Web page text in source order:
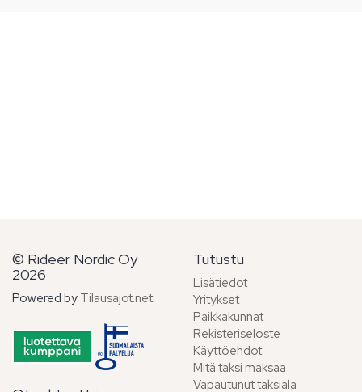
© Rideer Nordic Oy
2026
Powered by Tilausajot.net
Tutustu
Lisätiedot
Yritykset
Paikkakunnat
Rekisteriseloste
Käyttöehdot
Mitä taksi maksaa
Vapautunut taksiala